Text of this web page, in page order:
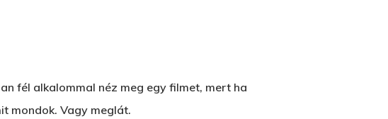
fél alkalommal néz meg egy filmet, mert ha
mondok. Vagy meglát.